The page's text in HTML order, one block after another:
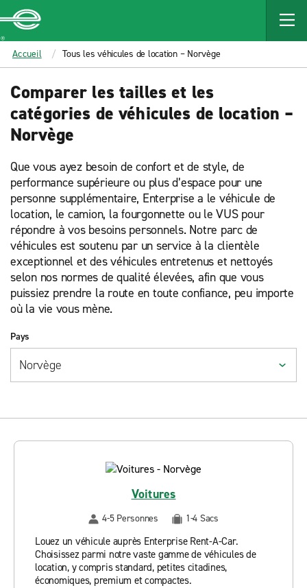
MAIN
CONTENT
Enterprise
Accueil Tous les véhicules de location – Norvège
Comparer les tailles et les
catégories de véhicules de location –
Norvège
Que vous ayez besoin de confort et de style, de
performance supérieure ou plus d’espace pour une
personne supplémentaire, Enterprise a le véhicule de
location, le camion, la fourgonnette ou le VUS pour
répondre à vos besoins personnels. Notre parc de
véhicules est soutenu par un service à la clientèle
exceptionnel et des véhicules entretenus et nettoyés
selon nos normes de qualité élevées, afin que vous
puissiez prendre la route en toute confiance, peu importe
où la vie vous mène.
Pays
Voitures
4-5 Personnes 1-4 Sacs
Louez un véhicule auprès Enterprise Rent-A-Car.
Choisissez parmi notre vaste gamme de véhicules de
location, y compris standard, petites citadines,
économiques, premium et compactes.